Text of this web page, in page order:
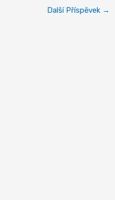
Další Příspěvek →